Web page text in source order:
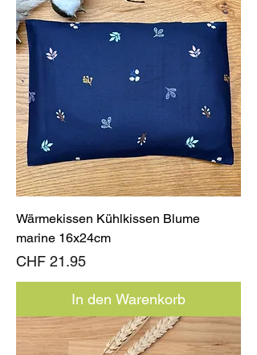
Wärmekissen Kühlkissen Blume
marine 16x24cm
Preis
CHF 21.95
In den Warenkorb